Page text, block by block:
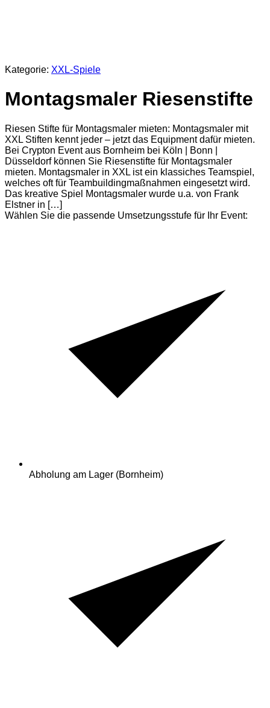
Kategorie: XXL-Spiele
Montagsmaler Riesenstifte
Riesen Stifte für Montagsmaler mieten: Montagsmaler mit
XXL Stiften kennt jeder – jetzt das Equipment dafür mieten. ​
Bei Crypton Event aus Bornheim bei Köln | Bonn |
Düsseldorf können Sie Riesenstifte für Montagsmaler
mieten. Montagsmaler in XXL ist ein klassiches Teamspiel,
welches oft für Teambuildingmaßnahmen eingesetzt wird.
Das kreative Spiel Montagsmaler wurde u.a. von Frank
Elstner in […]
Wählen Sie die passende Umsetzungsstufe für Ihr Event:
Abholung am Lager (Bornheim)